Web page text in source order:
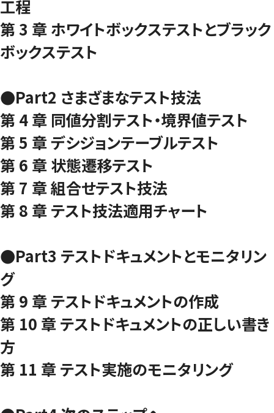
工程
第 3 章 ホワイトボックステストとブラック
ボックステスト
●Part2 さまざまなテスト技法
第 4 章 同値分割テスト・境界値テスト
第 5 章 デシジョンテーブルテスト
第 6 章 状態遷移テスト
第 7 章 組合せテスト技法
第 8 章 テスト技法適用チャート
●Part3 テストドキュメントとモニタリン
グ
第 9 章 テストドキュメントの作成
第 10 章 テストドキュメントの正しい書き
方
第 11 章 テスト実施のモニタリング